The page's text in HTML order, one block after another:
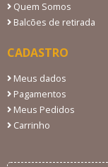
Quem Somos
Balcões de retirada
CADASTRO
Meus dados
Pagamentos
Meus Pedidos
Carrinho